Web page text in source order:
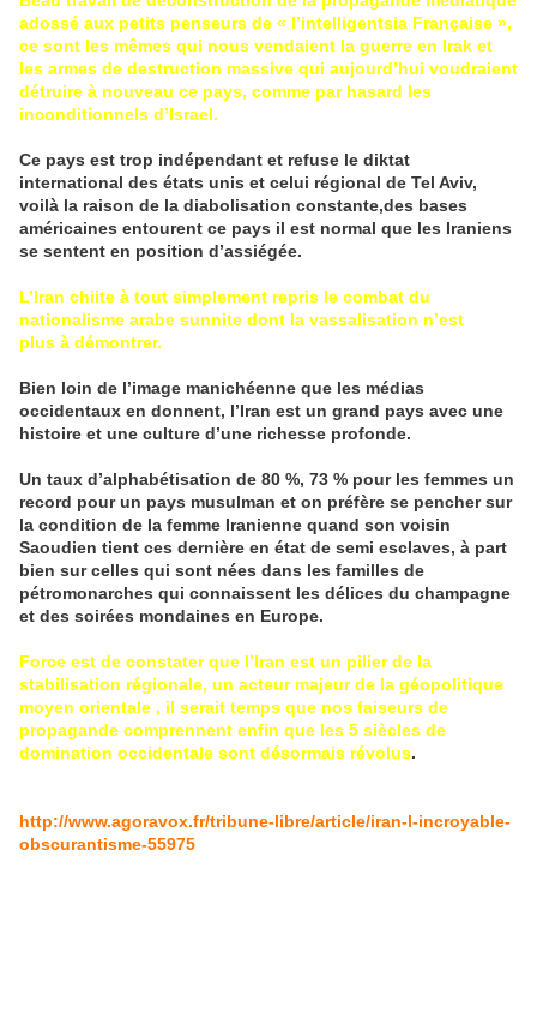
adossé aux petits penseurs de « l’intelligentsia Française »,
ce sont les mêmes qui nous vendaient la guerre en Irak et
les armes de destruction massive qui aujourd’hui voudraient
détruire à nouveau ce pays, comme par hasard les
inconditionnels d’Israel.
Ce pays est trop indépendant et refuse le diktat
international des états unis et celui régional de Tel Aviv,
voilà la raison de la diabolisation constante,des bases
américaines entourent ce pays il est normal que les Iraniens
se sentent en position d’assiégée.
L’Iran chiite à tout simplement repris le combat du
nationalisme arabe sunnite dont la vassalisation n’est
plus à démontrer.
Bien loin de l’image manichéenne que les médias
occidentaux en donnent, l’Iran est un grand pays avec une
histoire et une culture d’une richesse profonde.
Un taux d’alphabétisation de 80 %, 73 % pour les femmes un
record pour un pays musulman et on préfère se pencher sur
la condition de la femme Iranienne quand son voisin
Saoudien tient ces dernière en état de semi esclaves, à part
bien sur celles qui sont nées dans les familles de
pétromonarches qui connaissent les délices du champagne
et des soirées mondaines en Europe.
Force est de constater que l’Iran est un pilier de la
stabilisation régionale, un acteur majeur de la géopolitique
moyen orientale , il serait temps que nos faiseurs de
propagande comprennent enfin que les 5 siècles de
domination occidentale sont désormais révolus.
http://www.agoravox.fr/tribune-libre/article/iran-l-incroyable-
obscurantisme-55975